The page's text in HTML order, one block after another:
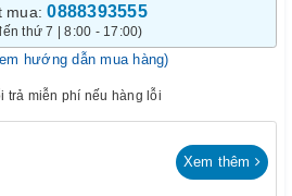
mua:0888393555
thứ 7 | 8:00 - 17:00)
hướng dẫn mua hàng)
trả miễn phí nếu hàng lỗi
Xem thêm